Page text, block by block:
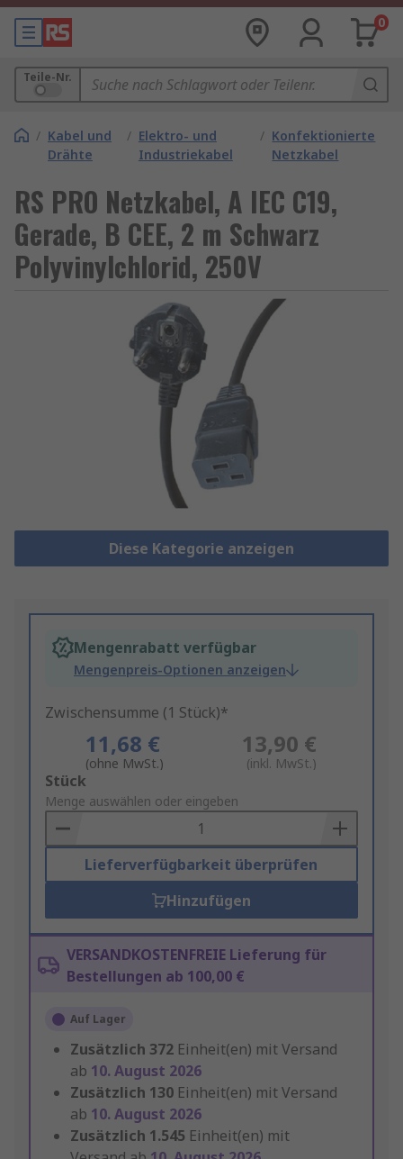
0
Teile-Nr.
/ Kabel und
Drähte
/ Elektro- und
Industriekabel
/ Konfektionierte
Netzkabel
RS PRO Netzkabel, A IEC C19,
Gerade, B CEE, 2 m Schwarz
Polyvinylchlorid, 250V
Diese Kategorie anzeigen
Mengenrabatt verfügbar
Mengenpreis-Optionen anzeigen
Zwischensumme (1 Stück)*
11,68 €
(ohne MwSt.)
13,90 €
(inkl. MwSt.)
Add
to
Basket
Stück
Menge auswählen oder eingeben
Lieferverfügbarkeit überprüfen
Hinzufügen
VERSANDKOSTENFREIE Lieferung für
Bestellungen ab 100,00 €
Auf Lager
Zusätzlich 372 Einheit(en) mit Versand
ab 10. August 2026
Zusätzlich 130 Einheit(en) mit Versand
ab 10. August 2026
Zusätzlich 1.545 Einheit(en) mit